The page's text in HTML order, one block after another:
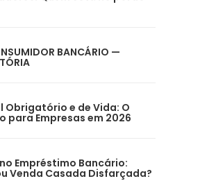
BANCÁRIO —
Obrigatório e de Vida: O
para Empresas em 2026
Empréstimo Bancário:
Venda Casada Disfarçada?